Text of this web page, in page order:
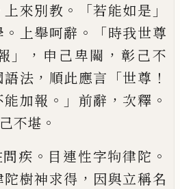
上來別教 。「若能如是 」
。 上舉呵辭 。 「時我世尊
」， 申己卑𨷂 ， 彰己不
語法 ， 順此應言 「世尊 ！
能加報 。」 前辭 ， 次釋 。
不堪 。
疾 。 目連性字𤘽律陀 。
陀樹神求得 ， 因與立稱名